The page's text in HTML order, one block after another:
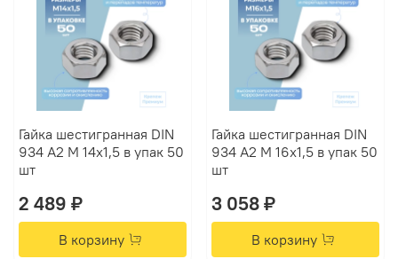
Гайка шестигранная DIN
934 А2 M 14х1,5 в упак 50
шт
2 489 ₽
В корзину
Гайка шестигранная DIN
934 А2 M 16х1,5 в упак 50
шт
3 058 ₽
В корзину